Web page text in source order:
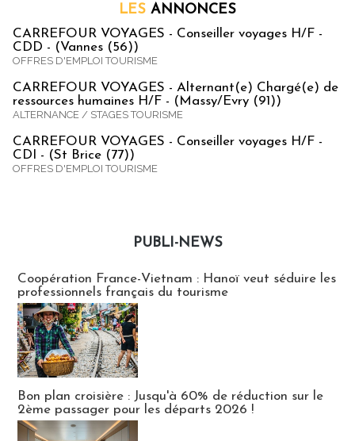
LES ANNONCES
CARREFOUR VOYAGES - Conseiller voyages H/F -
CDD - (Vannes (56))
OFFRES D'EMPLOI TOURISME
CARREFOUR VOYAGES - Alternant(e) Chargé(e) de
ressources humaines H/F - (Massy/Evry (91))
ALTERNANCE / STAGES TOURISME
CARREFOUR VOYAGES - Conseiller voyages H/F -
CDI - (St Brice (77))
OFFRES D'EMPLOI TOURISME
PUBLI-NEWS
Coopération France-Vietnam : Hanoï veut séduire les
professionnels français du tourisme
Bon plan croisière : Jusqu'à 60% de réduction sur le
2ème passager pour les départs 2026 !